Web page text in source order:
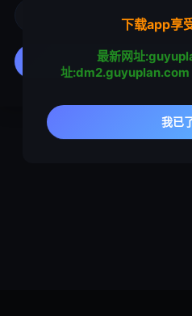
下载app享
最新网址
址:dm2.guyuplan.com